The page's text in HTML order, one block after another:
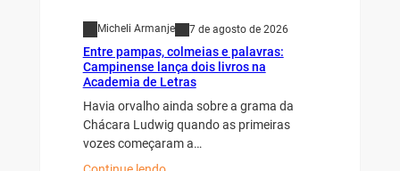
Micheli Armanje 7 de agosto de 2026
Entre pampas, colmeias e palavras:
Campinense lança dois livros na
Academia de Letras
Havia orvalho ainda sobre a grama da
Chácara Ludwig quando as primeiras
vozes começaram a…